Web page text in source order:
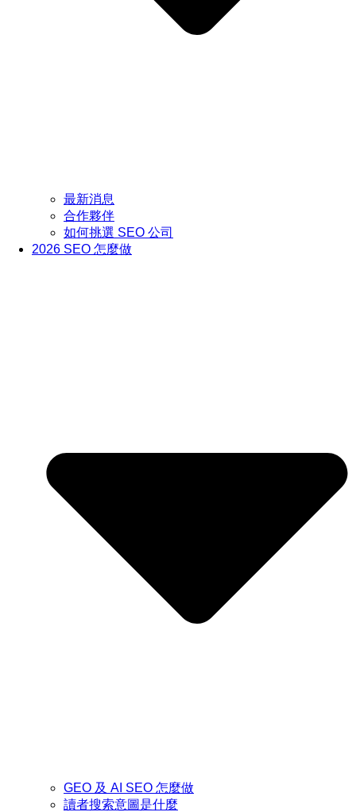
最新消息
合作夥伴
如何挑選 SEO 公司
2026 SEO 怎麼做
GEO 及 AI SEO 怎麼做
讀者搜索意圖是什麼